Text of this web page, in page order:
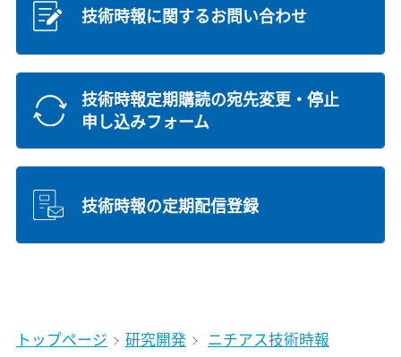
技術時報に関するお問い合わせ
技術時報定期購読の宛先変更・停止
申し込みフォーム
技術時報の定期配信登録
トップページ 研究開発 ニチアス技術時報